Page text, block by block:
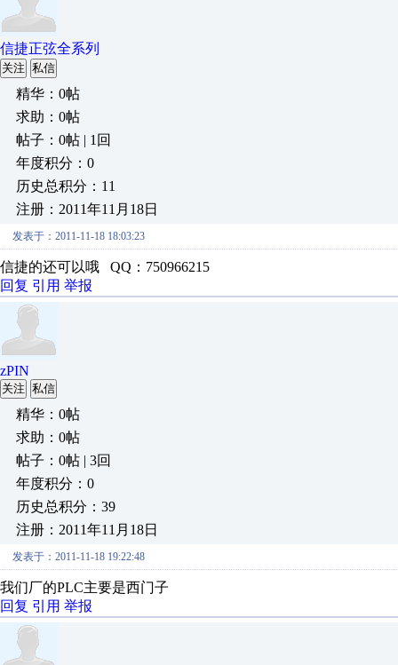
信捷正弦全系列
关注 私信
精华：0帖
求助：0帖
帖子：0帖 | 1回
年度积分：0
历史总积分：11
注册：2011年11月18日
发表于：2011-11-18 18:03:23
信捷的还可以哦 QQ：750966215
回复 引用 举报
zPIN
关注 私信
精华：0帖
求助：0帖
帖子：0帖 | 3回
年度积分：0
历史总积分：39
注册：2011年11月18日
发表于：2011-11-18 19:22:48
我们厂的PLC主要是西门子
回复 引用 举报